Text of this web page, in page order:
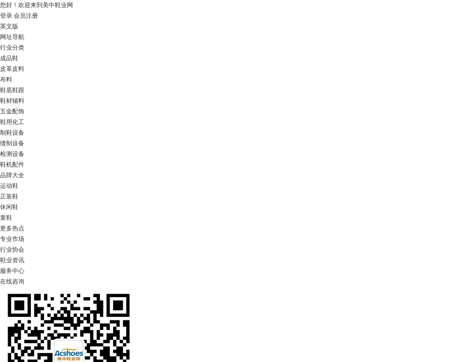
您好！ 欢迎来到美中鞋业网
登录 会员注册
英文版
网址导航
行业分类
成品鞋
皮革皮料
布料
鞋底鞋跟
鞋材辅料
五金配饰
鞋用化工
制鞋设备
缝制设备
检测设备
鞋机配件
品牌大全
运动鞋
正装鞋
休闲鞋
童鞋
更多热点
专业市场
行业协会
鞋业资讯
服务中心
在线咨询